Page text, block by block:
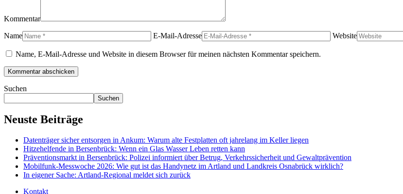
Kommentar
Name E-Mail-Adresse Website
Name, E-Mail-Adresse und Website in diesem Browser für meinen nächsten Kommentar speichern.
Suchen
Suchen
Neuste Beiträge
Datenträger sicher entsorgen in Ankum: Warum alte Festplatten oft jahrelang im Keller liegen
Hitzehelfende in Bersenbrück: Wenn ein Glas Wasser Leben retten kann
Präventionsmarkt in Bersenbrück: Polizei informiert über Betrug, Verkehrssicherheit und Gewaltprävention
Mobilfunk-Messwoche 2026: Wie gut ist das Handynetz im Artland und Landkreis Osnabrück wirklich?
In eigener Sache: Artland-Regional meldet sich zurück
Kontakt